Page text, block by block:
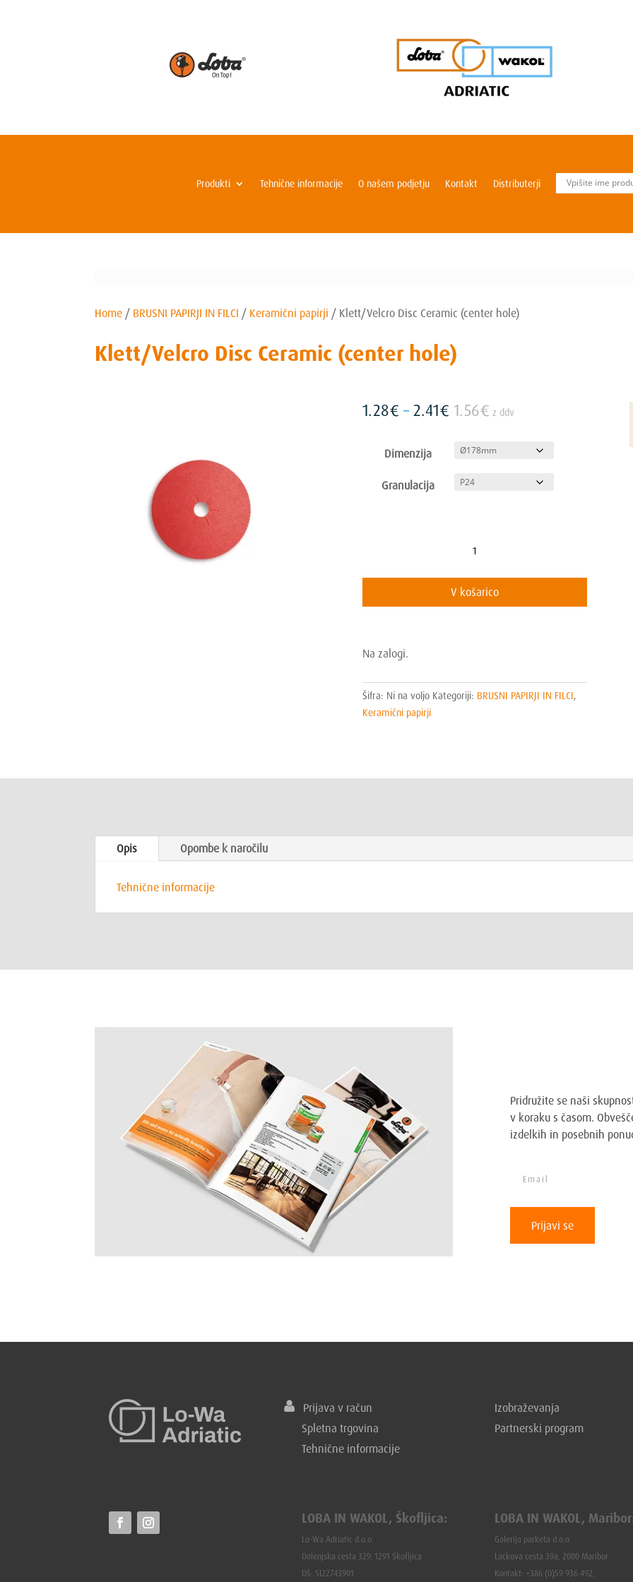
Produkti Tehnične informacije O našem podjetju Kontakt Distributerji
Home / BRUSNI PAPIRJI IN FILCI / Keramični papirji / Klett/Velcro Disc Ceramic (center hole)
Klett/Velcro Disc Ceramic (center hole)
1.28€ – 2.41€Cenovni
od
1.28€
do
1.56€ z ddv
Dimenzija
Granulacija
Ceramic
V košarico
Na zalogi.
Šifra: Ni na voljo Kategoriji: BRUSNI PAPIRJI IN FILCI,
Keramični papirji
Opis Opombe k naročilu
Tehnične informacije
Pridružite se naši
v koraku s časom.
izdelkih in posebnih
Prijavi se
Prijava v račun
Spletna trgovina
Tehnične informacije
Izobraževanja
Partnerski program
LOBA IN WAKOL, Škofljica:
Lo-Wa Adriatic d.o.o.
Dolenjska cesta 329, 1291 Škofljica
DŠ: SI22743901
LOBA IN WAKOL,
Galerija parketa d.o.o.
Lackova cesta 39a, 2000 Maribor
Kontakt: +386 (0)59 936 492,